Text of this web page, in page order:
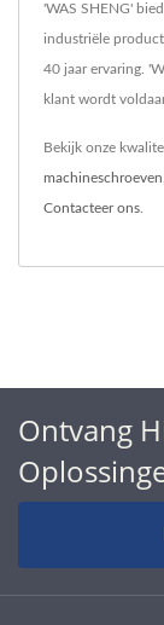
'WAS SHENG'
industriële
40 jaar ervaring.
klant wordt
Bekijk onze
machineschroeven
Contacteer ons
Ontvang